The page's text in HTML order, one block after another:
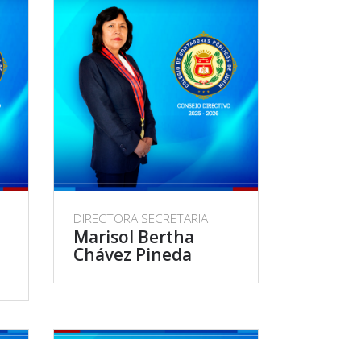
DIRECTORA SECRETARIA
Marisol Bertha
Chávez Pineda